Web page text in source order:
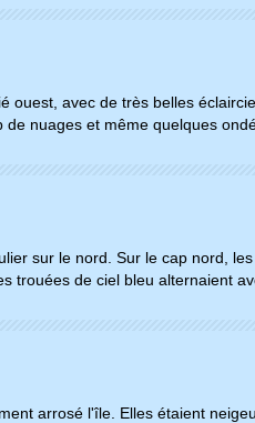
ouest, avec de très belles
nuages et même quelques
sur le nord. Sur le cap nord,
trouées de ciel bleu alternaient
arrosé l'île. Elles étaient